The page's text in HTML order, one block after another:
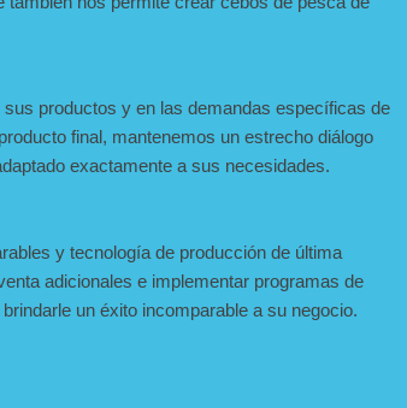
productos y en las demandas específicas de
final, mantenemos un estrecho diálogo
exactamente a sus necesidades.
y tecnología de producción de última
adicionales e implementar programas de
un éxito incomparable a su negocio.